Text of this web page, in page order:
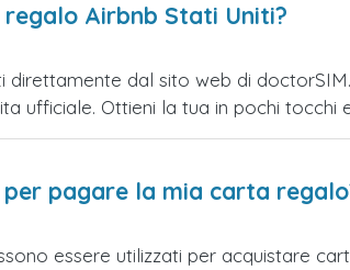
Airbnb Stati Uniti?
direttamente dal sito web di
ufficiale. Ottieni la tua in pochi tocchi
pagare la mia carta
essere utilizzati per acquistare